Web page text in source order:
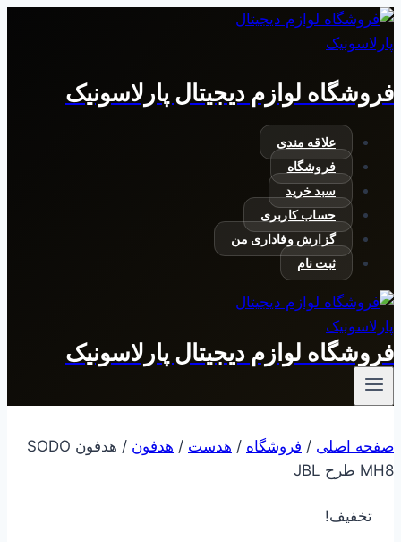
بازگشت
به
فروشگاه لوازم دیجیتال پارلاسونیک
علاقه مندی
فروشگاه
سبد خرید
حساب کاربری
گزارش وفاداری من
ثبت نام
فروشگاه لوازم دیجیتال پارلاسونیک
صفحه اصلی / فروشگاه / هدست / هدفون /
هدفون SODO
MH8 طرح JBL
تخفیف!